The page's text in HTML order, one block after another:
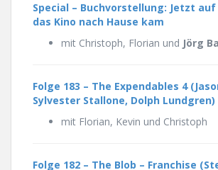
Special – Buchvorstellung: Jetzt auf
das Kino nach Hause kam
mit Christoph, Florian und Jörg
Folge 183 – The Expendables 4
Sylvester Stallone, Dolph Lundgren)
mit Florian, Kevin und Christoph
Folge 182 – The Blob – Franchise